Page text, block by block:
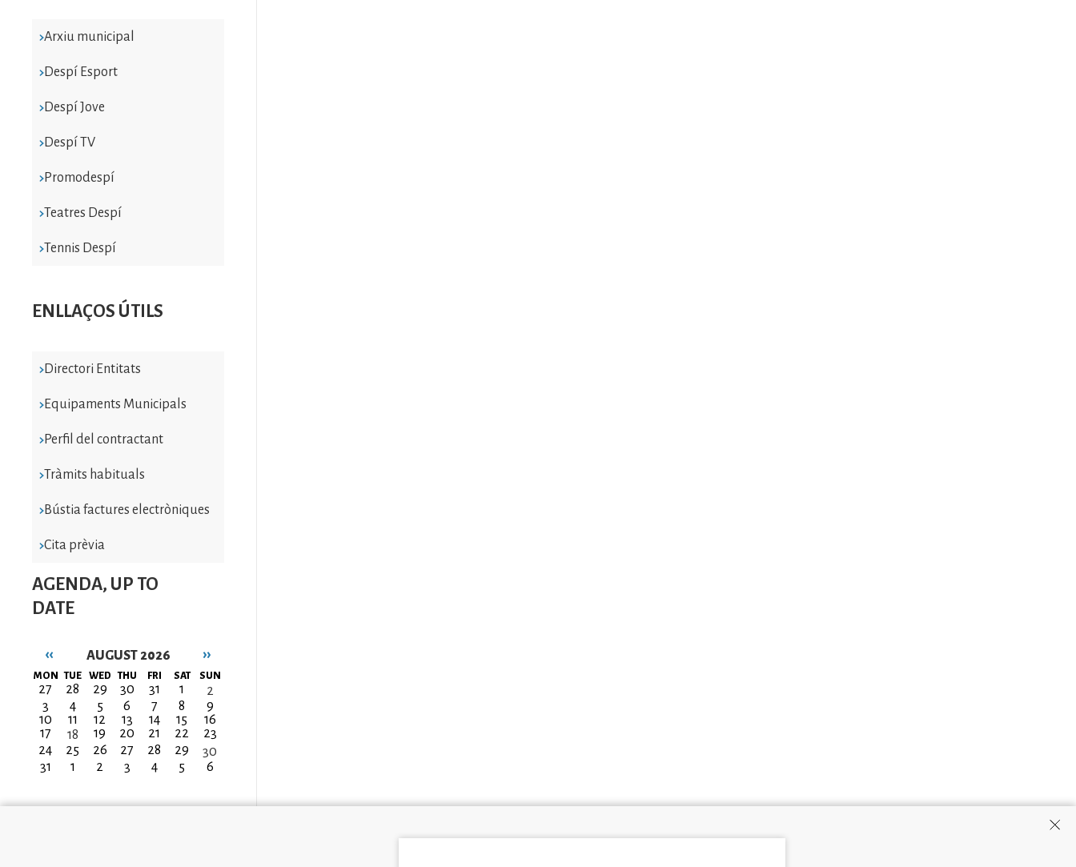
Arxiu municipal
Despí Esport
Despí Jove
Despí TV
Promodespí
Teatres Despí
Tennis Despí
ENLLAÇOS ÚTILS
Directori Entitats
Equipaments Municipals
Perfil del contractant
Tràmits habituals
Bústia factures electròniques
Cita prèvia
AGENDA, UP TO
DATE
AUGUST 2026
Pagination
‹‹ ››
MON TUE WED THU FRI SAT SUN
27 28 29 30 31 1
2
3
4 5 6 7 8
9
10
11 12 13 14 15
16
17
18 19 20 21 22
23
24
25 26 27 28 29
30
31
1 2 3 4 5 6